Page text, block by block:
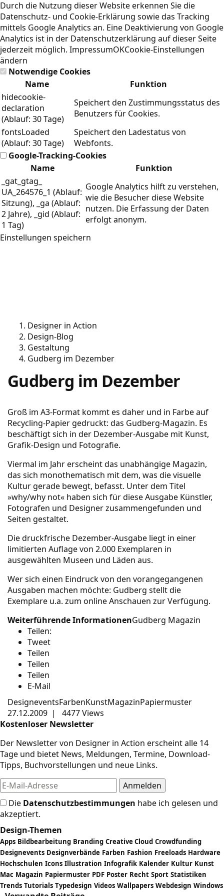
Durch die Nutzung dieser Website erkennen Sie die
Datenschutz- und Cookie-Erklärung sowie das Tracking
mittels Google Analytics an. Eine Deaktivierung von Google
Analytics ist in der Datenschutzerklärung auf dieser Seite
jederzeit möglich. ImpressumOKCookie-Einstellungen
ändern
Notwendige Cookies
Name
Funktion
hidecookie-
declaration
(Ablauf: 30 Tage)
Speichert den Zustimmungsstatus des
Benutzers für Cookies.
fontsLoaded
(Ablauf: 30 Tage)
Speichert den Ladestatus von
Webfonts.
Google-Tracking-Cookies
Name
Funktion
_gat_gtag_
UA_264576_1 (Ablauf:
Sitzung), _ga (Ablauf:
2 Jahre), _gid (Ablauf:
1 Tag)
Google Analytics hilft zu verstehen,
wie die Besucher diese Website
nutzen. Die Erfassung der Daten
erfolgt anonym.
Einstellungen speichern
Designer in Action
Design-Blog
Gestaltung
Gudberg im Dezember
Gudberg im Dezember
Groß im A3-Format kommt es daher und in Farbe auf
Recycling-Papier gedruckt: das Gudberg-Magazin. Es
beschäftigt sich in der Dezember-Ausgabe mit Kunst,
Grafik-Design und Fotografie.
Viermal im Jahr erscheint das unabhängige Magazin,
das sich monothematisch mit dem, was die visuelle
Kultur gerade bewegt, befasst. Unter dem Titel
»why/why not« haben sich für diese Ausgabe Künstler,
Fotografen und Designer zusammengefunden und
Seiten gestaltet.
Die druckfrische Dezember-Ausgabe liegt in einer
limitierten Auflage von 2.000 Exemplaren in
ausgewählten Museen und Läden aus.
Wer sich einen Eindruck von den vorangegangenen
Ausgaben machen möchte: Gudberg stellt die
Exemplare u.a. zum online Anschauen zur Verfügung.
Weiterführende InformationenGudberg Magazin
Teilen:
Tweet
Teilen
Teilen
Teilen
E-Mail
DesigneventsFarbenKunstMagazinPapiermuster
27.12.2009 |
4477 Views
Kostenloser Newsletter
Der Newsletter von Designer in Action erscheint alle 14
Tage und bietet News, Meldungen, Termine, Download-
Tipps, Buchvorstellungen und neue Links.
Die Datenschutzbestimmungen habe ich gelesen und
akzeptiert.
Design-Themen
Apps Bildbearbeitung Branding Creative Cloud Crowdfunding
Designevents Designverbände Farben Fashion Freeloads Hardware
Hochschulen Icons Illustration Infografik Kalender Kultur Kunst
Mac Magazin Papiermuster PDF Poster Recht Sport Statistiken
Trends Tutorials Typedesign Videos Wallpapers Webdesign Windows